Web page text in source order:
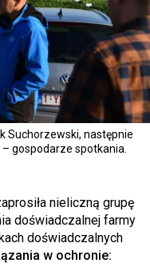
Suchorzewski, następnie
gospodarze spotkania.
nieliczną grupę
doświadczalnej farmy
doświadczalnych
w ochronie: